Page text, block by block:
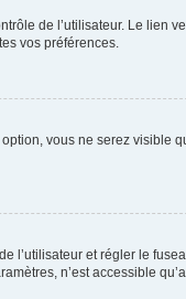
de l’utilisateur. Le lien
vos préférences.
vous ne serez visible
l’utilisateur et régler le
n’est accessible